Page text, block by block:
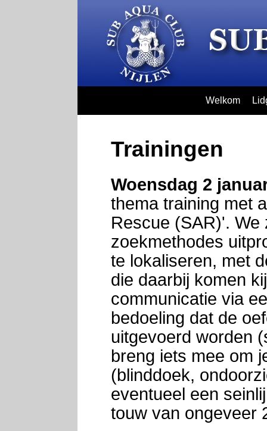
Welkom
Trainingen
Woensdag 2
thema training met
Rescue (SAR)'. We
zoekmethodes
te lokaliseren, met
die daarbij komen
communicatie via
bedoeling dat de
uitgevoerd worden
breng iets mee om
(blinddoek,
eventueel een
touw van ongeveer